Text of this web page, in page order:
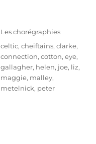
Publié
Catégories
Les chorégraphies
Étiquettes
celtic, cheiftains, clarke,
connection, cotton, eye,
gallagher, helen, joe, liz,
maggie, malley,
metelnick, peter